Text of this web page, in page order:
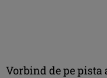
Vorbind de pe